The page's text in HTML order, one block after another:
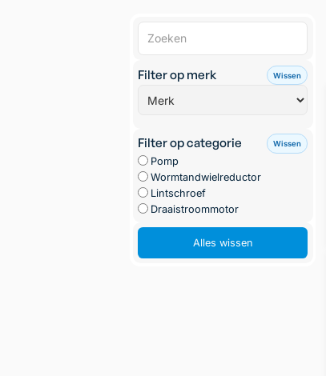
Filter op merk Wissen
Filter op categorie Wissen
Pomp
Wormtandwielreductor
Lintschroef
Draaistroommotor
Alles wissen